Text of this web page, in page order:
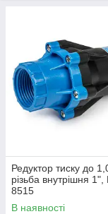
Редуктор тиску до
різьба внутрішня 1",
8515
В наявності